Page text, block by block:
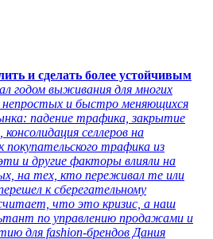
и сделать более устойчивым
годом выживания для многих
непростых и быстро меняющихся
падение трафика, закрытие
селлеров на
покупательского трафика из
и другие факторы влияли на
на тех, кто переживал те или
к сберегательному
что это кризис, а наш
по управлению продажами и
для fashion-брендов Дания